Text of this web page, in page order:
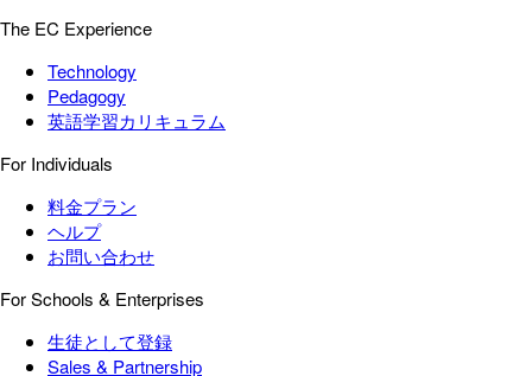
The EC Experience
Technology
Pedagogy
英語学習カリキュラム
For Individuals
料金プラン
ヘルプ
お問い合わせ
For Schools & Enterprises
生徒として登録
Sales & Partnership